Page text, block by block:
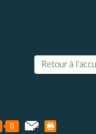
Retour à
0